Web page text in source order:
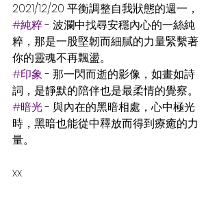
2021/12/20 平衡調整自我狀態的週一，
#純粹 - 波瀾中找尋安穩內心的一絲純
粹，那是一股堅韌而細膩的力量緊繫著
你的靈魂不再飄盪。
#印象 - 那一閃而逝的影像，如畫如詩
詞，是靜默的陪伴也是最柔情的覺察。
#暗光 - 與內在的黑暗相處，心中極光
時，黑暗也能從中釋放而得到療癒的力
量。
xx